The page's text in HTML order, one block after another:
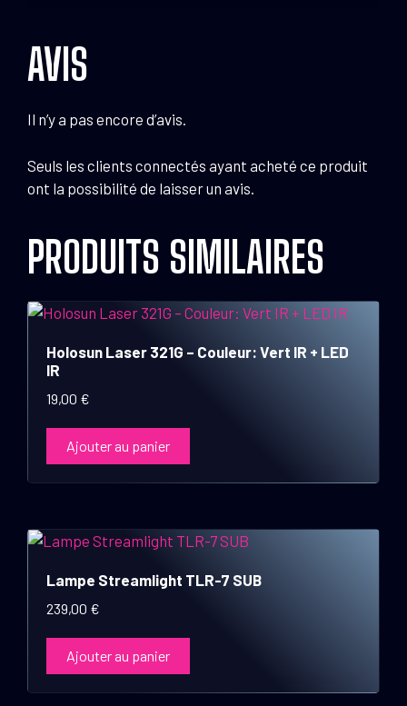
AVIS
Il n’y a pas encore d’avis.
Seuls les clients connectés ayant acheté ce produit
ont la possibilité de laisser un avis.
PRODUITS SIMILAIRES
Holosun Laser 321G – Couleur: Vert IR + LED
IR
19,00 €
Ajouter au panier
Lampe Streamlight TLR-7 SUB
239,00 €
Ajouter au panier